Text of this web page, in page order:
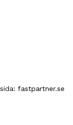
fastpartner.se